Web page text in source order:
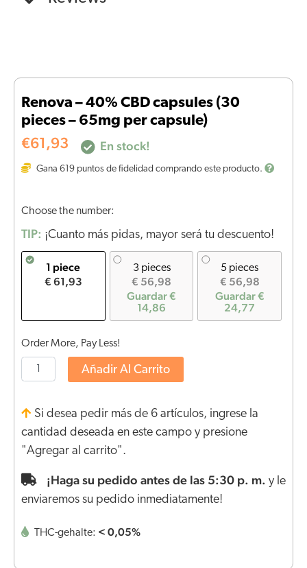
Renova – 40% CBD capsules (30
pieces – 65mg per capsule)
€61,93 En stock!
Gana 619 puntos de fidelidad comprando este producto.
Choose the number:
TIP: ¡Cuanto más pidas, mayor será tu descuento!
1 piece
€ 61,93
3 pieces
€ 56,98
Guardar €
14,86
5 pieces
€ 56,98
Guardar €
24,77
Order More, Pay Less!
Añadir Al Carrito
Si desea pedir más de 6 artículos, ingrese la
cantidad deseada en este campo y presione
"Agregar al carrito".
¡Haga su pedido antes de las 5:30 p. m. y le
enviaremos su pedido inmediatamente!
THC-gehalte: < 0,05%